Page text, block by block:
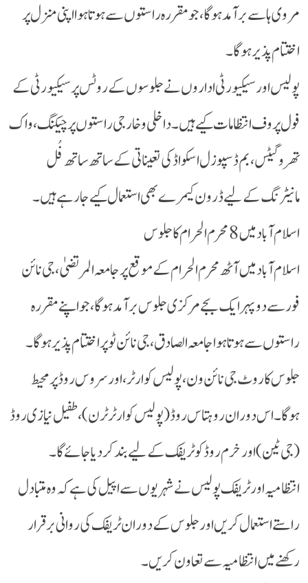
مروی ہا سے برآمد ہوگا، جو مقررہ راستوں سے ہوتا ہوا اپنی منزل پر
اختتام پذیر ہوگا۔
پولیس اور سیکیورٹی اداروں نے جلوسوں کے روٹس پر سیکیورٹی کے
فول پروف انتظامات کیے ہیں۔ داخلی و خارجی راستوں پر چیکنگ، واک
تھرو گیٹس، بم ڈسپوزل اسکواڈ کی تعیناتی کے ساتھ ساتھ فُل
مانیٹرنگ کے لیے ڈرون کیمرے بھی استعمال کیے جا رہے ہیں۔
اسلام آباد میں 8 محرم الحرام کا جلوس
اسلام آباد میں آٹھ محرم الحرام کے موقع پر جامعہ المرتضیٰ، جی نائن
فور سے دوپہر ایک بجے مرکزی جلوس برآمد ہو گا، جو اپنے مقررہ
راستوں سے ہوتا ہوا جامعہ الصادق، جی نائن ٹو پر اختتام پذیر ہو گا۔
جلوس کا روٹ جی نائن ون، پولیس کوارٹر، اور سروس روڈ پر محیط
ہوگا۔ اس دوران روہتاس روڈ (پولیس کوارٹر ٹرن)، طفیل نیازی روڈ
(جی ٹین) اور خرم روڈ کو ٹریفک کے لیے بند کر دیا جائے گا۔
انتظامیہ اور ٹریفک پولیس نے شہریوں سے اپیل کی ہے کہ وہ متبادل
راستے استعمال کریں اور جلوس کے دوران ٹریفک کی روانی برقرار
رکھنے میں انتظامیہ سے تعاون کریں۔